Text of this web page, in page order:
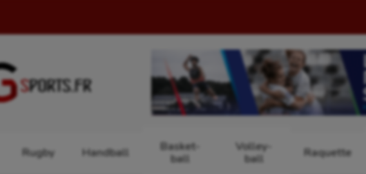
Rugby Handball
Basket-
ball
Volley-
ball
Raquette